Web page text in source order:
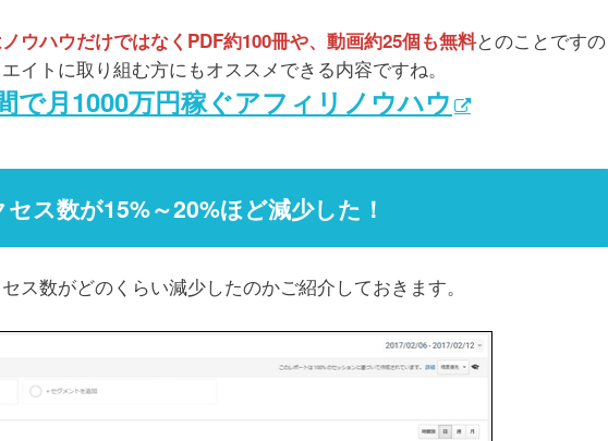
ウハウだけではなくPDF約100冊や、動画約25個も無料とのことですの
イトに取り組む方にもオススメできる内容ですね。
で月1000万円稼ぐアフィリノウハウ
ス数が15%～20%ほど減少した！
ス数がどのくらい減少したのかご紹介しておきます。